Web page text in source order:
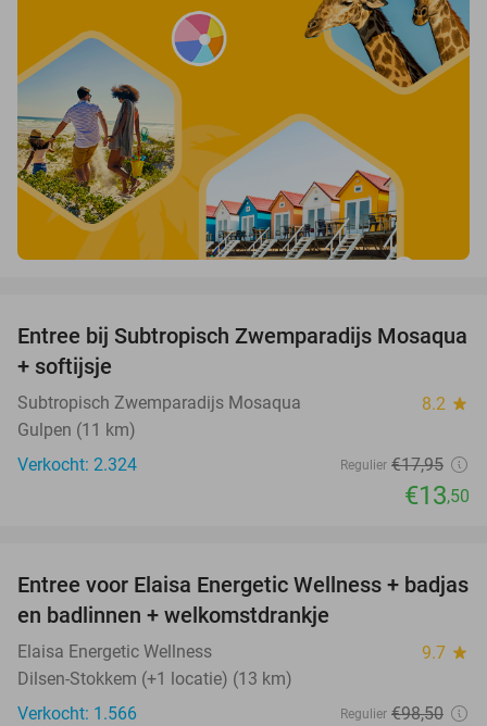
25%
Entree bij Subtropisch Zwemparadijs Mosaqua
+ softijsje
Subtropisch Zwemparadijs Mosaqua 8.2 star
Gulpen (11 km)
Verkocht: 2.324
Regulier €17,95
€13,50
34%
Entree voor Elaisa Energetic Wellness + badjas
en badlinnen + welkomstdrankje
Elaisa Energetic Wellness 9.7 star
Dilsen-Stokkem (+1 locatie) (13 km)
Verkocht: 1.566
Regulier €98,50